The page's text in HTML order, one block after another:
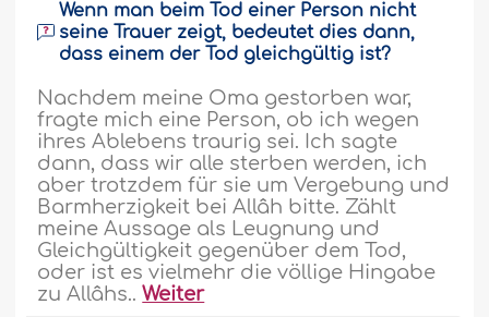
Wenn man beim Tod einer Person nicht
seine Trauer zeigt, bedeutet dies dann,
dass einem der Tod gleichgültig ist?
Nachdem meine Oma gestorben war,
fragte mich eine Person, ob ich wegen
ihres Ablebens traurig sei. Ich sagte
dann, dass wir alle sterben werden, ich
aber trotzdem für sie um Vergebung und
Barmherzigkeit bei Allâh bitte. Zählt
meine Aussage als Leugnung und
Gleichgültigkeit gegenüber dem Tod,
oder ist es vielmehr die völlige Hingabe
zu Allâhs..Weiter